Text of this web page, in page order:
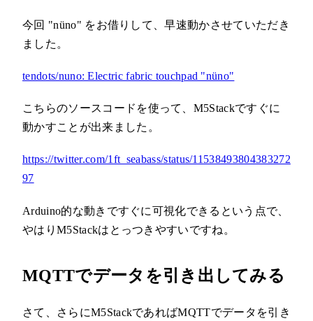
今回 "nüno" をお借りして、早速動かさせていただき
ました。
tendots/nuno: Electric fabric touchpad "nüno"
こちらのソースコードを使って、M5Stackですぐに
動かすことが出来ました。
https://twitter.com/1ft_seabass/status/11538493804383272
97
Arduino的な動きですぐに可視化できるという点で、
やはりM5Stackはとっつきやすいですね。
MQTTでデータを引き出してみる
さて、さらにM5StackであればMQTTでデータを引き